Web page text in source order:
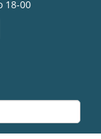
18-00